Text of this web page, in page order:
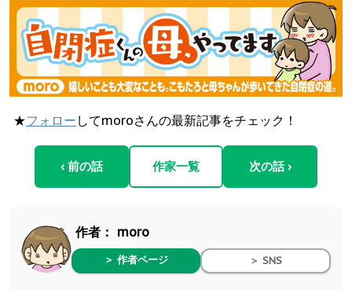
★フォロー してmoroさんの最新記事をチェック！
‹ 前の話 作家一覧 次の話 ›
作者： moro
＞ 作者ページ ＞ SNS